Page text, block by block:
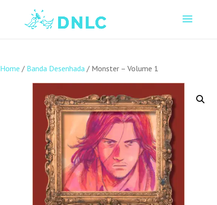
Home / Banda Desenhada / Monster – Volume 1